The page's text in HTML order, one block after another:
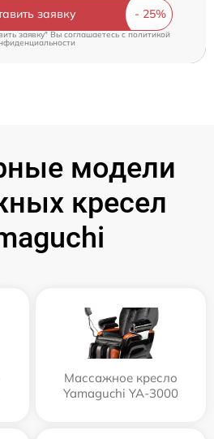
заявку
заявку" Вы соглашаетесь c политикой
модели
кресел
Массажное кресло
Yamaguchi YA-3000